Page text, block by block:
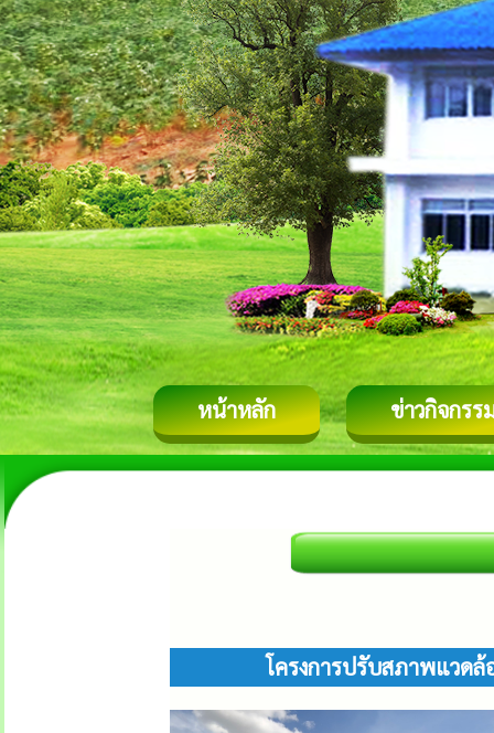
หน้าหลัก ข่าวกิจกรร
โครงการปรับสภาพแวด